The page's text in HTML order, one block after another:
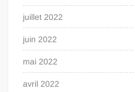
juillet 2022
juin 2022
mai 2022
avril 2022